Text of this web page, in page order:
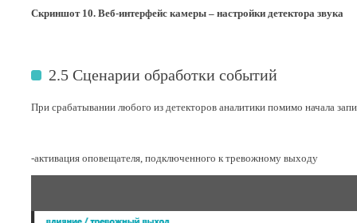
Скриншот 10. Веб-интерфейс камеры – настройки детектора звука
2.5 Сценарии обработки событий
При срабатывании любого из детекторов аналитики помимо начала
-активация оповещателя, подключенного к тревожному выходу